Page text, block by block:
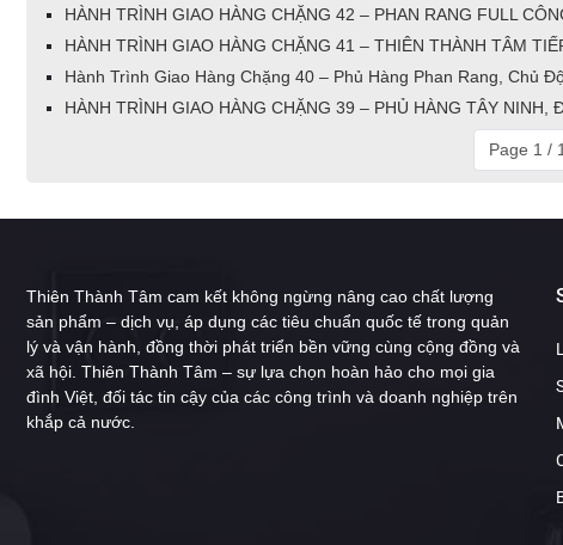
HÀNH TRÌNH GIAO HÀNG CHẶNG 42 – PHAN RANG FULL
HÀNH TRÌNH GIAO HÀNG CHẶNG 41 – THIÊN THÀNH TÂM
Hành Trình Giao Hàng Chặng 40 – Phủ Hàng Phan Rang, Chủ
HÀNH TRÌNH GIAO HÀNG CHẶNG 39 – PHỦ HÀNG TÂY
Page 1 /
Thiên Thành Tâm cam kết không ngừng nâng cao chất lượng
sản phẩm – dịch vụ, áp dụng các tiêu chuẩn quốc tế trong quản
lý và vận hành, đồng thời phát triển bền vững cùng cộng đồng và
xã hội. Thiên Thành Tâm – sự lựa chọn hoàn hảo cho mọi gia
đình Việt, đối tác tin cậy của các công trình và doanh nghiệp trên
khắp cả nước.